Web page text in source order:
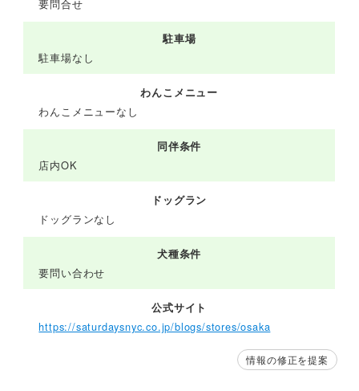
要問合せ
駐車場
駐車場なし
わんこメニュー
わんこメニューなし
同伴条件
店内OK
ドッグラン
ドッグランなし
犬種条件
要問い合わせ
公式サイト
https://saturdaysnyc.co.jp/blogs/stores/osaka
情報の修正を提案